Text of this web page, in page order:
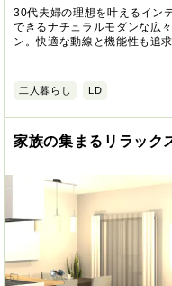
30代夫婦の理想を叶えるイン
できるナチュラルモダンな広
ン。快適な動線と機能性も追求
二人暮らし LD
家族の集まるリラック